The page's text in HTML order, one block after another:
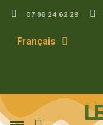
07 86 24 62 29
Français